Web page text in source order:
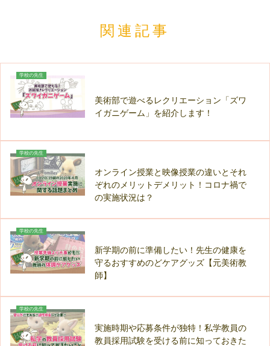
関連記事
学校の先生
美術部で遊べるレクリエーション「ズワ
イガニゲーム」を紹介します！
学校の先生
オンライン授業と映像授業の違いとそれ
ぞれのメリットデメリット！コロナ禍で
の実施状況は？
学校の先生
新学期の前に準備したい！先生の健康を
守るおすすめのどケアグッズ【元美術教
師】
学校の先生
実施時期や応募条件が独特！私学教員の
教員採用試験を受ける前に知っておきた